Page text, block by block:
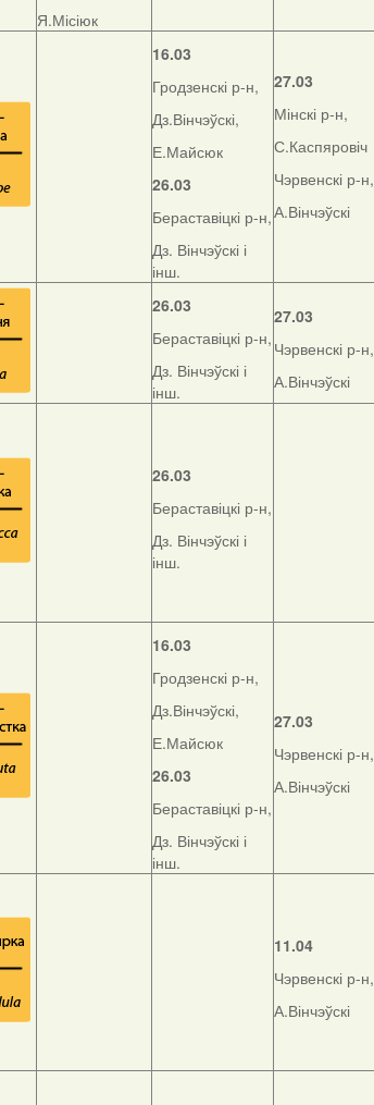
Я.Місіюк
16.03
Гродзенскі р-н,
Дз.Вінчэўскі,
Е.Майсюк
26.03
Бераставіцкі р-н,
Дз. Вінчэўскі і
інш.
27.03
Мінскі р-н,
С.Каспяровіч
Чэрвенскі р-н,
А.Вінчэўскі
26.03
Бераставіцкі р-н,
Дз. Вінчэўскі і
інш.
27.03
Чэрвенскі р-н,
А.Вінчэўскі
26.03
Бераставіцкі р-н,
Дз. Вінчэўскі і
інш.
16.03
Гродзенскі р-н,
Дз.Вінчэўскі,
Е.Майсюк
26.03
Бераставіцкі р-н,
Дз. Вінчэўскі і
інш.
27.03
Чэрвенскі р-н,
А.Вінчэўскі
11.04
Чэрвенскі р-н,
А.Вінчэўскі